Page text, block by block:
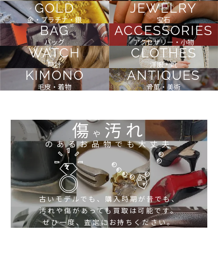
GOLD
金・プラチナ・銀
JEWELRY
宝石
BAG
バッグ
ACCESSORIES
アクセサリー・小物
WATCH
時計
CLOTHES
洋服・靴
KIMONO
毛皮・着物
ANTIQUES
骨董・美術
傷や 汚れ
のあるお品物でも大丈夫
古いモデルでも、購入時期が昔でも、
汚れや傷があっても買取は可能です。
ぜひ一度、査定にお持ちください。